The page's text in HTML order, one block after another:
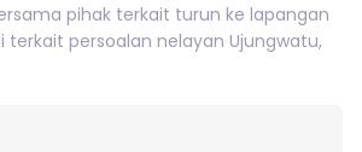
pihak terkait turun ke lapangan
terkait persoalan nelayan Ujungwatu,